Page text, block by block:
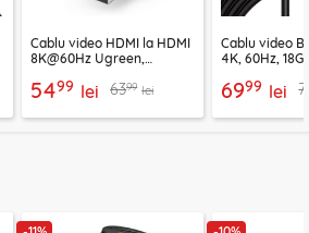
Cablu video HDMI la HDMI
8K@60Hz Ugreen,
5499 lei 6399 lei
Cablu video
4K, 60Hz,
6999 lei